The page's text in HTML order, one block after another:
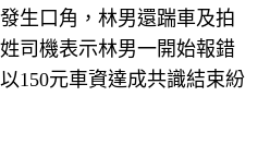
生口角，林男還踹車及拍
司機表示林男一開始報錯
150元車資達成共識結束紛